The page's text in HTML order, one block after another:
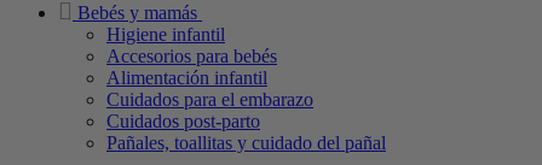
Bebés y mamás
Higiene infantil
Accesorios para bebés
Alimentación infantil
Cuidados para el embarazo
Cuidados post-parto
Pañales, toallitas y cuidado del pañal